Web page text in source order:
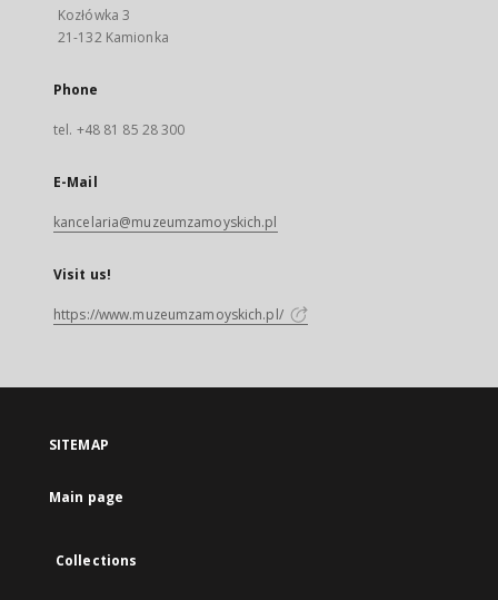
Kozłówka 3
21-132 Kamionka
Phone
tel. +48 81 85 28 300
E-Mail
kancelaria@muzeumzamoyskich.pl
Visit us!
https://www.muzeumzamoyskich.pl/
SITEMAP
Main page
Collections